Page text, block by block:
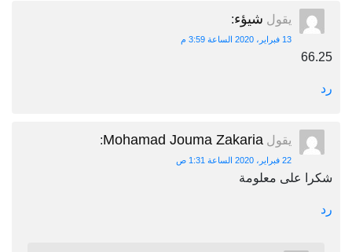
يقول شيؤء:
13 فبراير، 2020 الساعة 3:59 م
66.25
رد
يقول Mohamad Jouma Zakaria
:
22 فبراير، 2020 الساعة 1:31 ص
شكرا على معلومة
رد